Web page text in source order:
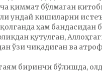
қиммат бўлмаган
ундай кишиларни
ҳам бандасидан
қутулган,
ўзи чиқадиган ва
биринчи бўлишда,